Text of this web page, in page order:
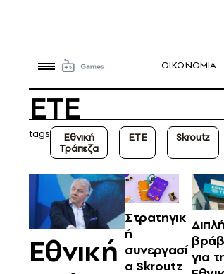
OIKONOMIA
ΕΤΕ
tags
Εθνική
Τράπεζα
ΕΤΕ Skroutz
Εθνική
Στρατηγικ
ή
συνεργασί
α Skroutz
Διπλή
για